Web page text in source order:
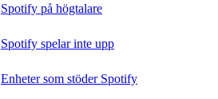
Spotify på högtalare
Spotify spelar inte upp
Enheter som stöder Spotify